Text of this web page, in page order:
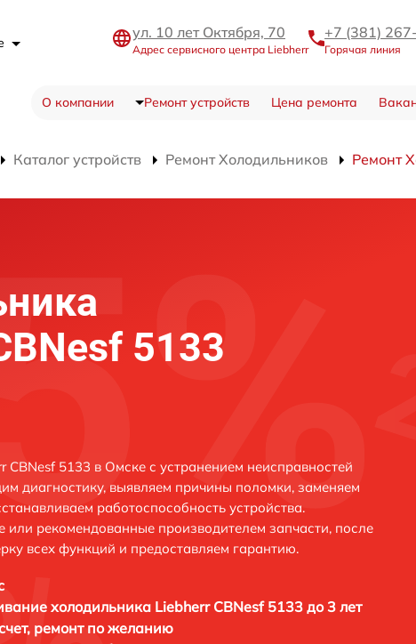
ул. 10 лет Октября, 70
Адрес сервисного центра Liebherr
+7 (381)
Горячая линия
О компании Ремонт устройств Цена ремонта
Каталог устройств Ремонт Холодильников Ремонт
5133
5133 в Омске с устранением неисправностей
диагностику, выявляем причины поломки, заменяем
работоспособность устройства.
или рекомендованные производителем запчасти, после
всех функций и предоставляем гарантию.
холодильника Liebherr CBNesf 5133 до 3 лет
ремонт по желанию